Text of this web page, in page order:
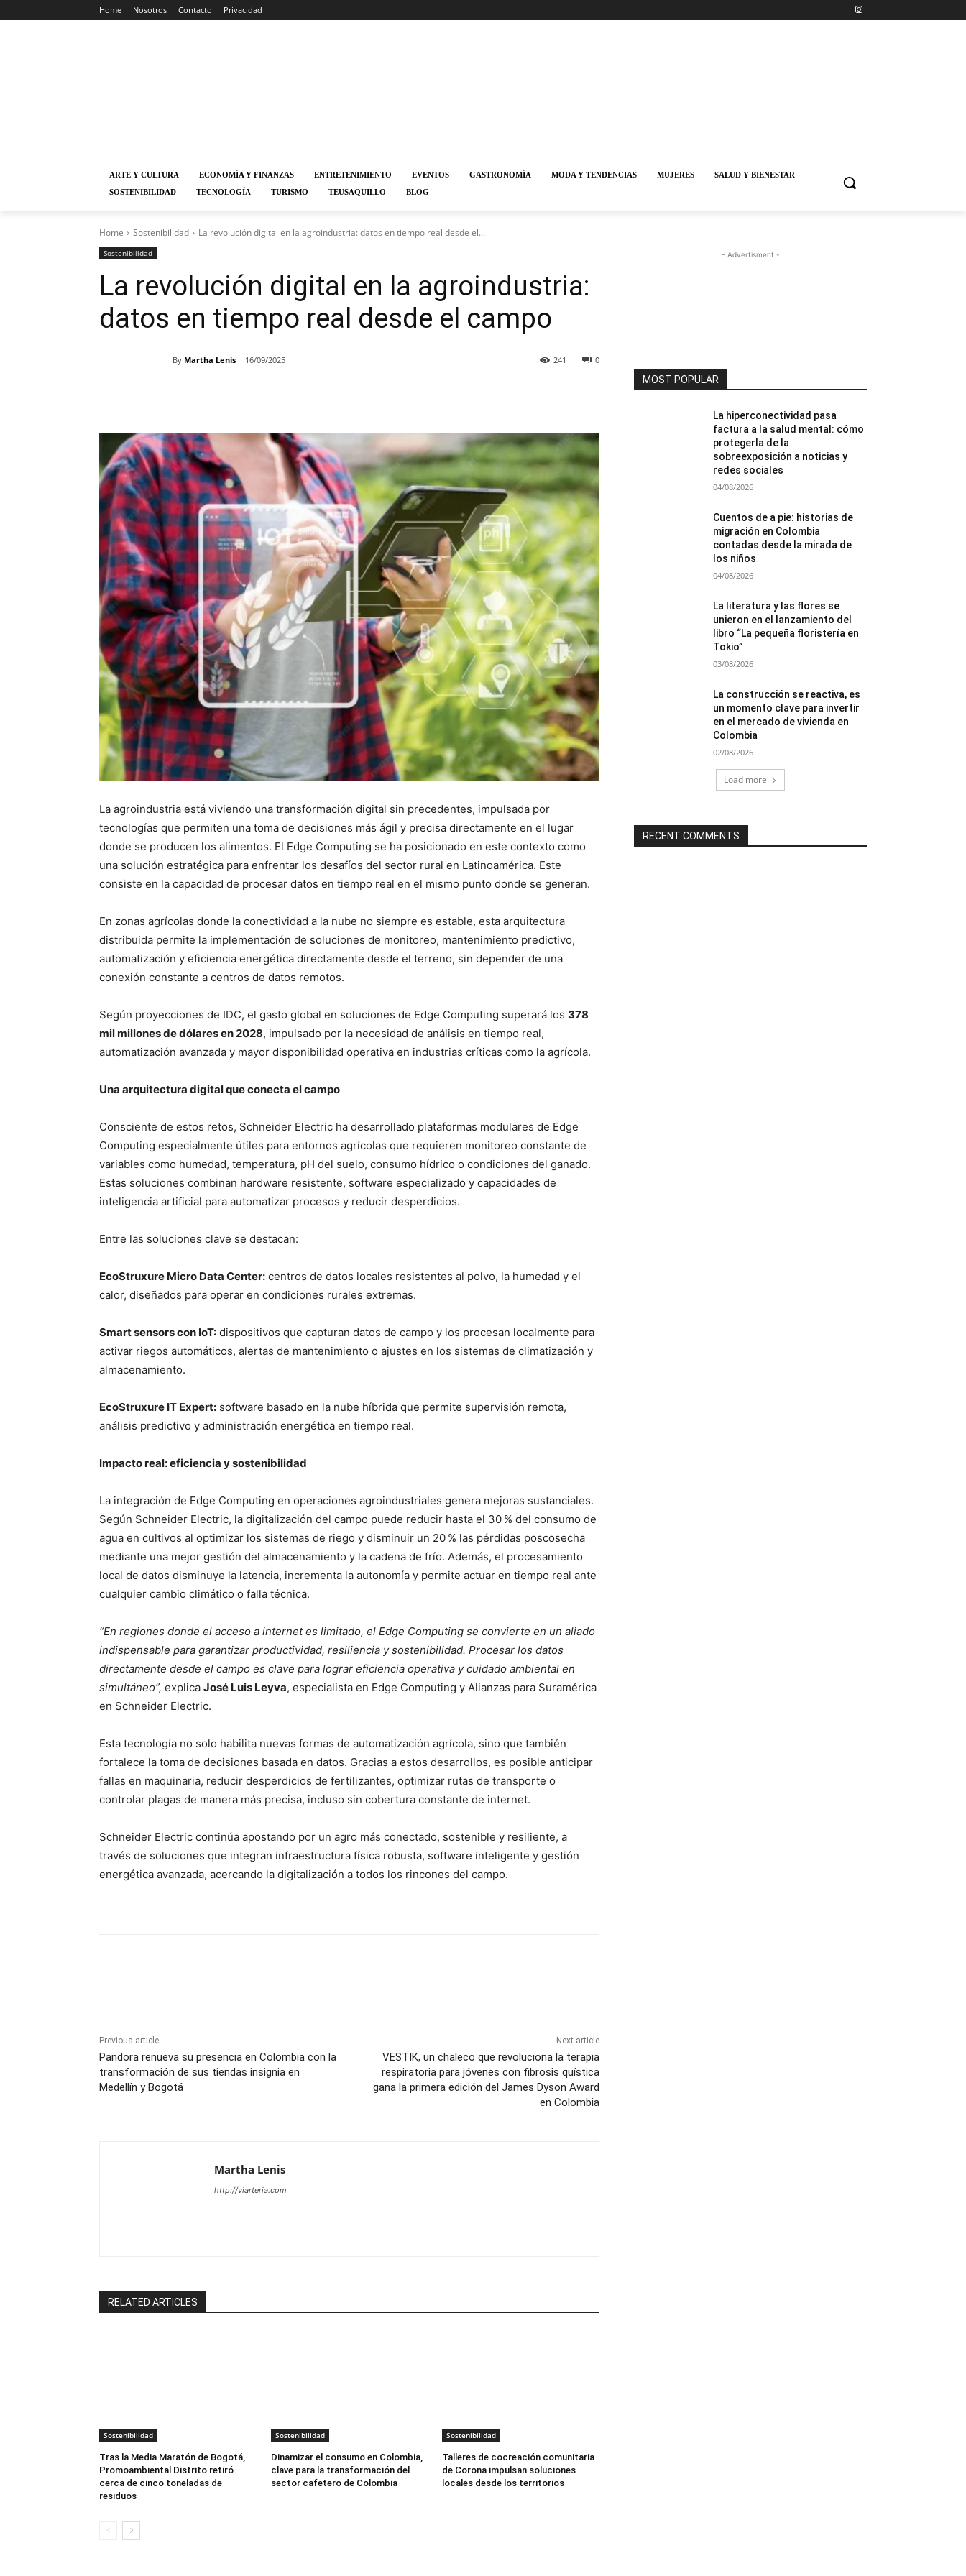
Home Nosotros Contacto Privacidad
ARTE Y CULTURA ECONOMÍA Y FINANZAS ENTRETENIMIENTO EVENTOS GASTRONOMÍA MODA Y TENDENCIAS MUJERES
SALUD Y BIENESTAR
SOSTENIBILIDAD
TECNOLOGÍA TURISMO TEUSAQUILLO BLOG
Home Sostenibilidad La revolución digital en la agroindustria: datos en tiempo real desde el...
Sostenibilidad
La revolución digital en la agroindustria:
datos en tiempo real desde el campo
By Martha Lenis 16/09/2025 0
241
La agroindustria está viviendo una transformación digital sin precedentes, impulsada por
tecnologías que permiten una toma de decisiones más ágil y precisa directamente en el lugar
donde se producen los alimentos. El Edge Computing se ha posicionado en este contexto como
una solución estratégica para enfrentar los desafíos del sector rural en Latinoamérica. Este
consiste en la capacidad de procesar datos en tiempo real en el mismo punto donde se generan.
En zonas agrícolas donde la conectividad a la nube no siempre es estable, esta arquitectura
distribuida permite la implementación de soluciones de monitoreo, mantenimiento predictivo,
automatización y eficiencia energética directamente desde el terreno, sin depender de una
conexión constante a centros de datos remotos.
Según proyecciones de IDC, el gasto global en soluciones de Edge Computing superará los 378
mil millones de dólares en 2028, impulsado por la necesidad de análisis en tiempo real,
automatización avanzada y mayor disponibilidad operativa en industrias críticas como la agrícola.
Una arquitectura digital que conecta el campo
Consciente de estos retos, Schneider Electric ha desarrollado plataformas modulares de Edge
Computing especialmente útiles para entornos agrícolas que requieren monitoreo constante de
variables como humedad, temperatura, pH del suelo, consumo hídrico o condiciones del ganado.
Estas soluciones combinan hardware resistente, software especializado y capacidades de
inteligencia artificial para automatizar procesos y reducir desperdicios.
Entre las soluciones clave se destacan:
EcoStruxure Micro Data Center: centros de datos locales resistentes al polvo, la humedad y el
calor, diseñados para operar en condiciones rurales extremas.
Smart sensors con IoT: dispositivos que capturan datos de campo y los procesan localmente para
activar riegos automáticos, alertas de mantenimiento o ajustes en los sistemas de climatización y
almacenamiento.
EcoStruxure IT Expert: software basado en la nube híbrida que permite supervisión remota,
análisis predictivo y administración energética en tiempo real.
Impacto real: eficiencia y sostenibilidad
La integración de Edge Computing en operaciones agroindustriales genera mejoras sustanciales.
Según Schneider Electric, la digitalización del campo puede reducir hasta el 30 % del consumo de
agua en cultivos al optimizar los sistemas de riego y disminuir un 20 % las pérdidas poscosecha
mediante una mejor gestión del almacenamiento y la cadena de frío. Además, el procesamiento
local de datos disminuye la latencia, incrementa la autonomía y permite actuar en tiempo real ante
cualquier cambio climático o falla técnica.
“En regiones donde el acceso a internet es limitado, el Edge Computing se convierte en un aliado
indispensable para garantizar productividad, resiliencia y sostenibilidad. Procesar los datos
directamente desde el campo es clave para lograr eficiencia operativa y cuidado ambiental en
simultáneo”, explica José Luis Leyva, especialista en Edge Computing y Alianzas para Suramérica
en Schneider Electric.
Esta tecnología no solo habilita nuevas formas de automatización agrícola, sino que también
fortalece la toma de decisiones basada en datos. Gracias a estos desarrollos, es posible anticipar
fallas en maquinaria, reducir desperdicios de fertilizantes, optimizar rutas de transporte o
controlar plagas de manera más precisa, incluso sin cobertura constante de internet.
Schneider Electric continúa apostando por un agro más conectado, sostenible y resiliente, a
través de soluciones que integran infraestructura física robusta, software inteligente y gestión
energética avanzada, acercando la digitalización a todos los rincones del campo.
Previous article
Pandora renueva su presencia en Colombia con la
transformación de sus tiendas insignia en
Medellín y Bogotá
Next article
VESTIK, un chaleco que revoluciona la terapia
respiratoria para jóvenes con fibrosis quística
gana la primera edición del James Dyson Award
en Colombia
Martha Lenis
http://viarteria.com
RELATED ARTICLES
Sostenibilidad
Tras la Media Maratón de Bogotá,
Promoambiental Distrito retiró
cerca de cinco toneladas de
residuos
Sostenibilidad
Dinamizar el consumo en Colombia,
clave para la transformación del
sector cafetero de Colombia
Sostenibilidad
Talleres de cocreación comunitaria
de Corona impulsan soluciones
locales desde los territorios
- Advertisment -
MOST POPULAR
La hiperconectividad pasa
factura a la salud mental: cómo
protegerla de la
sobreexposición a noticias y
redes sociales
04/08/2026
Cuentos de a pie: historias de
migración en Colombia
contadas desde la mirada de
los niños
04/08/2026
La literatura y las flores se
unieron en el lanzamiento del
libro “La pequeña floristería en
Tokio”
03/08/2026
La construcción se reactiva, es
un momento clave para invertir
en el mercado de vivienda en
Colombia
02/08/2026
Load more
RECENT COMMENTS